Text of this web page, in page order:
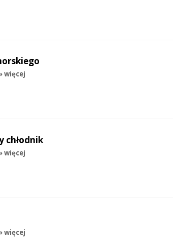
więcej
chłodnik
więcej
więcej